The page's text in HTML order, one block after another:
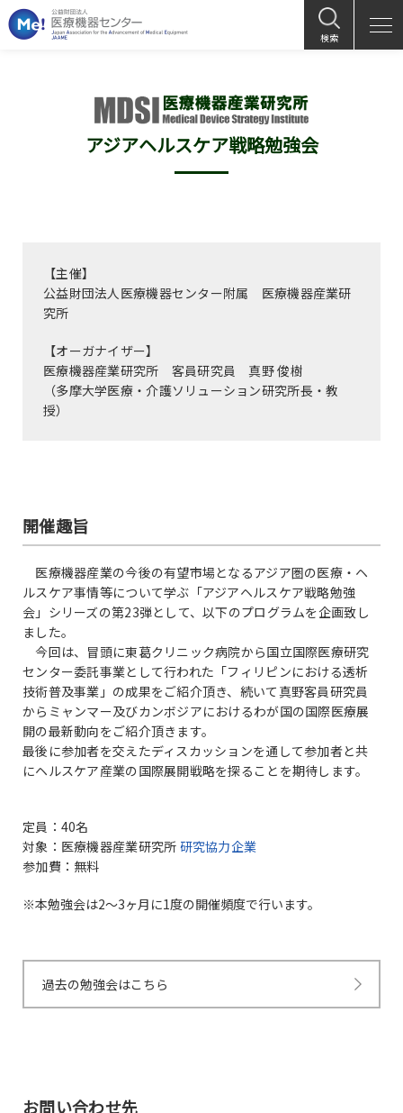
検索
アジアヘルスケア戦略勉強会
【主催】
公益財団法人医療機器センター附属 医療機器産業研
究所
【オーガナイザー】
医療機器産業研究所 客員研究員 真野 俊樹
（多摩大学医療・介護ソリューション研究所長・教
授）
開催趣旨
医療機器産業の今後の有望市場となるアジア圏の医療・ヘ
ルスケア事情等について学ぶ「アジアヘルスケア戦略勉強
会」シリーズの第23弾として、以下のプログラムを企画致し
ました。
今回は、冒頭に東葛クリニック病院から国立国際医療研究
センター委託事業として行われた「フィリピンにおける透析
技術普及事業」の成果をご紹介頂き、続いて真野客員研究員
からミャンマー及びカンボジアにおけるわが国の国際医療展
開の最新動向をご紹介頂きます。
最後に参加者を交えたディスカッションを通して参加者と共
にヘルスケア産業の国際展開戦略を探ることを期待します。
定員：40名
対象：医療機器産業研究所 研究協力企業
参加費：無料
本勉強会は2〜3ヶ月に1度の開催頻度で行います。
過去の勉強会はこちら
お問い合わせ先